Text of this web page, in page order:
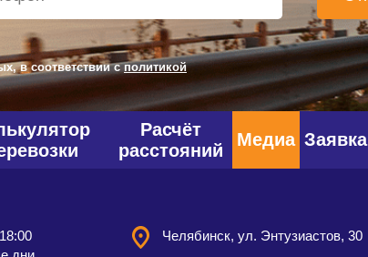
в соответствии сполитикой
Расчёт
расстояний
Медиа Заявка
Челябинск, ул. Энтузиастов, 30